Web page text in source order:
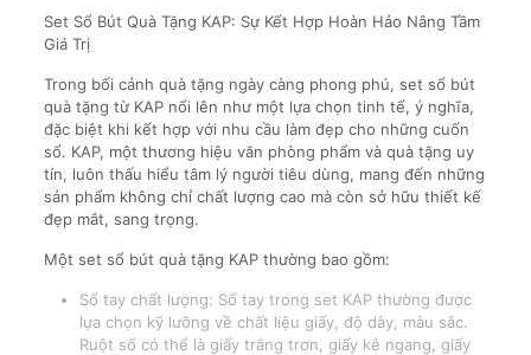
Set Sổ Bút Quà Tặng KAP: Sự Kết Hợp Hoàn Hảo Nâng Tầm
Giá Trị
Trong bối cảnh quà tặng ngày càng phong phú, set sổ bút
quà tặng từ KAP nổi lên như một lựa chọn tinh tế, ý nghĩa,
đặc biệt khi kết hợp với nhu cầu làm đẹp cho những cuốn
sổ. KAP, một thương hiệu văn phòng phẩm và quà tặng uy
tín, luôn thấu hiểu tâm lý người tiêu dùng, mang đến những
sản phẩm không chỉ chất lượng cao mà còn sở hữu thiết kế
đẹp mắt, sang trọng.
Một set sổ bút quà tặng KAP thường bao gồm:
Sổ tay chất lượng: Sổ tay trong set KAP thường được
lựa chọn kỹ lưỡng về chất liệu giấy, độ dày, màu sắc.
Ruột sổ có thể là giấy trắng trơn, giấy kẻ ngang, giấy